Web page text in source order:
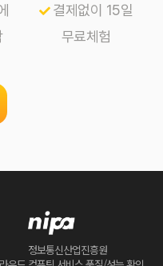
결제없이 15일
무료체험
정보통신산업진흥원